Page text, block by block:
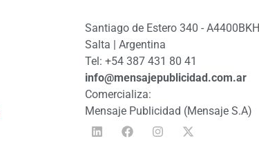
Santiago de Estero 340 - A4400BKH
Salta | Argentina
Tel: +54 387 431 80 41
info@mensajepublicidad.com.ar
Comercializa:
Mensaje Publicidad (Mensaje S.A)